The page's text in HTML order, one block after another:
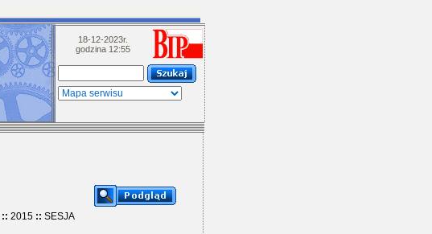
18-12-2023r.
godzina 12:55
:: 2015 :: SESJA